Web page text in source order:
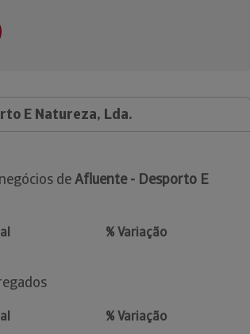
E Natureza, Lda.
deAfluente - Desporto E
% Variação
% Variação